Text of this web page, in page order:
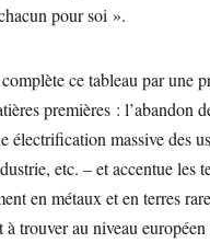
pour soi ».
complète ce tableau par une
premières : l’abandon
électrification massive des
etc. – et accentue les
en métaux et en terres
à trouver au niveau